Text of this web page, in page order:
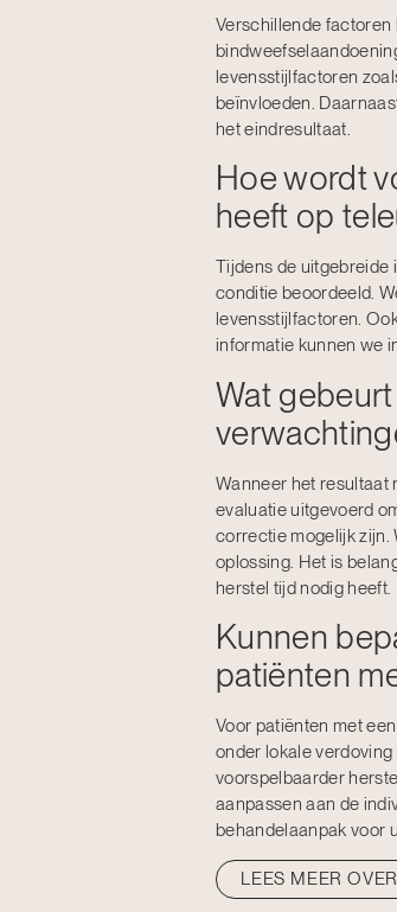
Verschillende factoren
levensstijlfactoren
beïnvloeden.
het eindresultaat.
Hoe wordt
heeft op
Tijdens de uitgebreide
conditie beoordeeld.
levensstijlfactoren.
informatie kunnen we
Wat
Wanneer het resultaat
evaluatie uitgevoerd
correctie mogelijk zijn.
oplossing. Het is
herstel tijd nodig heeft.
Kunnen
patiënten
Voor patiënten met
onder lokale
voorspelbaarder
aanpassen aan de
behandelaanpak voor
LEES MEER